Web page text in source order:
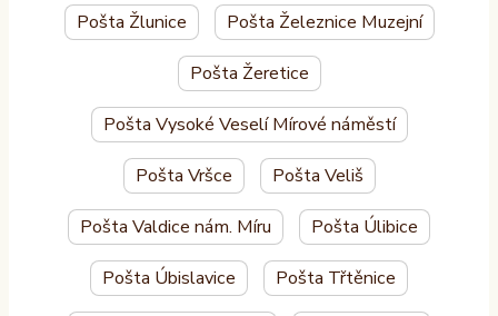
Pošta Žlunice Pošta Železnice Muzejní
Pošta Žeretice
Pošta Vysoké Veselí Mírové náměstí
Pošta Vršce Pošta Veliš
Pošta Valdice nám. Míru Pošta Úlibice
Pošta Úbislavice Pošta Třtěnice